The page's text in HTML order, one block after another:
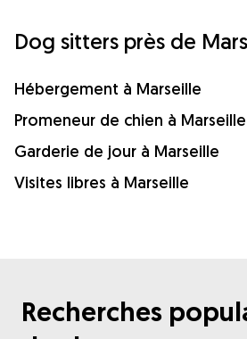
Dog sitters près de
Hébergement à Marseille
Promeneur de chien à Marseille
Garderie de jour à Marseille
Visites libres à Marseille
Recherches